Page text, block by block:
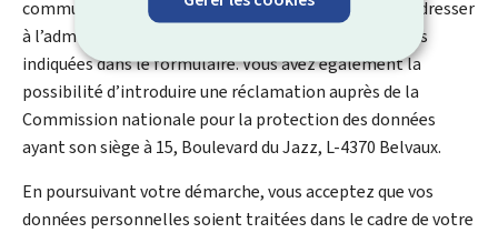
communication de vos informations, veuillez-vous adresser
à l’administration concernée suivant les coordonnées
indiquées dans le formulaire. Vous avez également la
possibilité d’introduire une réclamation auprès de la
Commission nationale pour la protection des données
ayant son siège à 15, Boulevard du Jazz, L-4370 Belvaux.
En poursuivant votre démarche, vous acceptez que vos
données personnelles soient traitées dans le cadre de votre